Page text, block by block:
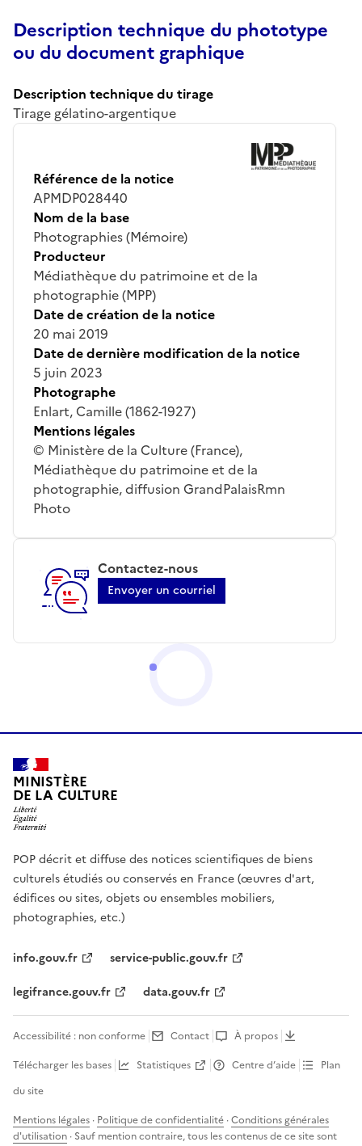
Description technique du phototype
ou du document graphique
Description technique du tirage
Tirage gélatino-argentique
Référence de la notice
APMDP028440
Nom de la base
Photographies (Mémoire)
Producteur
Médiathèque du patrimoine et de la
photographie (MPP)
Date de création de la notice
20 mai 2019
Date de dernière modification de la notice
5 juin 2023
Photographe
Enlart, Camille (1862-1927)
Mentions légales
© Ministère de la Culture (France),
Médiathèque du patrimoine et de la
photographie, diffusion GrandPalaisRmn
Photo
Contactez-nous
Envoyer un courriel
MINISTÈRE
DE LA CULTURE
POP décrit et diffuse des notices scientifiques de biens
culturels étudiés ou conservés en France (œuvres d'art,
édifices ou sites, objets ou ensembles mobiliers,
photographies, etc.)
info.gouv.fr
service-public.gouv.fr
legifrance.gouv.fr
data.gouv.fr
Accessibilité : non conforme Contact
À propos
Télécharger les bases
Statistiques Centre d’aide
Plan
du site
Mentions légales · Politique de confidentialité ·Conditions générales
d'utilisation · Sauf mention contraire, tous les contenus de ce site sont